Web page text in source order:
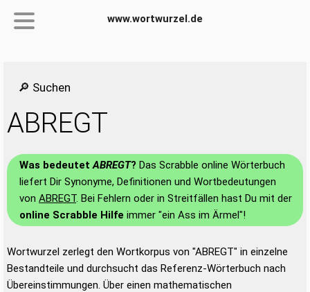
www.wortwurzel.de
🔎 Suchen
ABREGT
Was bedeutetABREGT? Das Scrabble online Wörterbuch
liefert Dir Synonyme, Definitionen und Wortbedeutungen
von ABREGT. Bei Fehlern oder in Streitfällen hast Du mit der
online Scrabble Hilfe immer "ein Ass im Ärmel"!
Wortwurzel zerlegt den Wortkorpus von "ABREGT" in einzelne
Bestandteile und durchsucht das Referenz-Wörterbuch nach
Übereinstimmungen. Über einen mathematischen